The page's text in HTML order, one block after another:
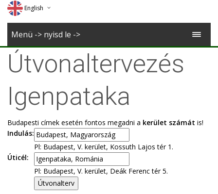
English
Deutsch
Romana
Menü -> nyisd le ->
Útvonaltervezés
Igenpataka
Budapesti címek esetén fontos megadni a kerület számát is!
Indulás:
Pl: Budapest, V. kerület, Kossuth Lajos tér 1.
Úticél:
Pl: Budapest, V. kerület, Deák Ferenc tér 5.